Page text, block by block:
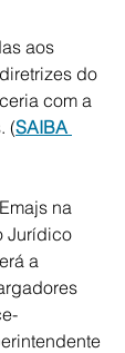
aos
do
com a
(SAIBA
na
Jurídico
a